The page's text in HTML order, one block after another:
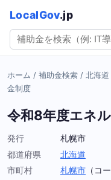
LocalGov.jp
ホーム / 補助金検索 / 北海道
金制度
令和8年度エネ
発行
札幌市
都道府県
北海道
市町村
札幌市 （コ